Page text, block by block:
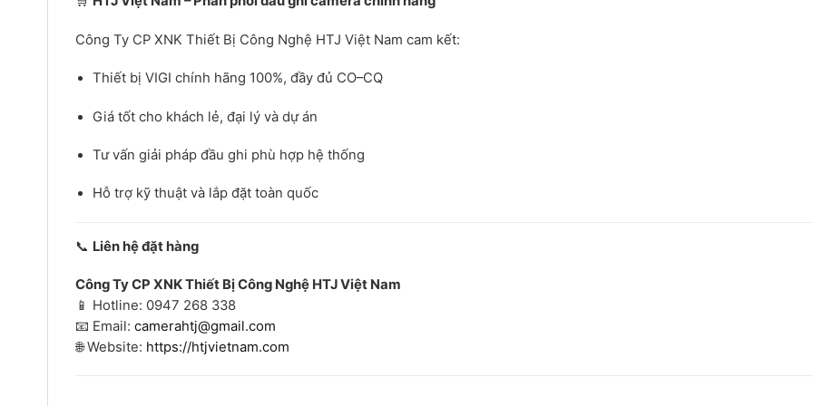
Công Ty CP XNK Thiết Bị Công Nghệ HTJ Việt Nam cam kết:
Thiết bị VIGI chính hãng 100%, đầy đủ CO–CQ
Giá tốt cho khách lẻ, đại lý và dự án
Tư vấn giải pháp đầu ghi phù hợp hệ thống
Hỗ trợ kỹ thuật và lắp đặt toàn quốc
📞 Liên hệ đặt hàng
Công Ty CP XNK Thiết Bị Công Nghệ HTJ Việt Nam
📱 Hotline: 0947 268 338
📧 Email: camerahtj@gmail.com
🌐 Website: https://htjvietnam.com